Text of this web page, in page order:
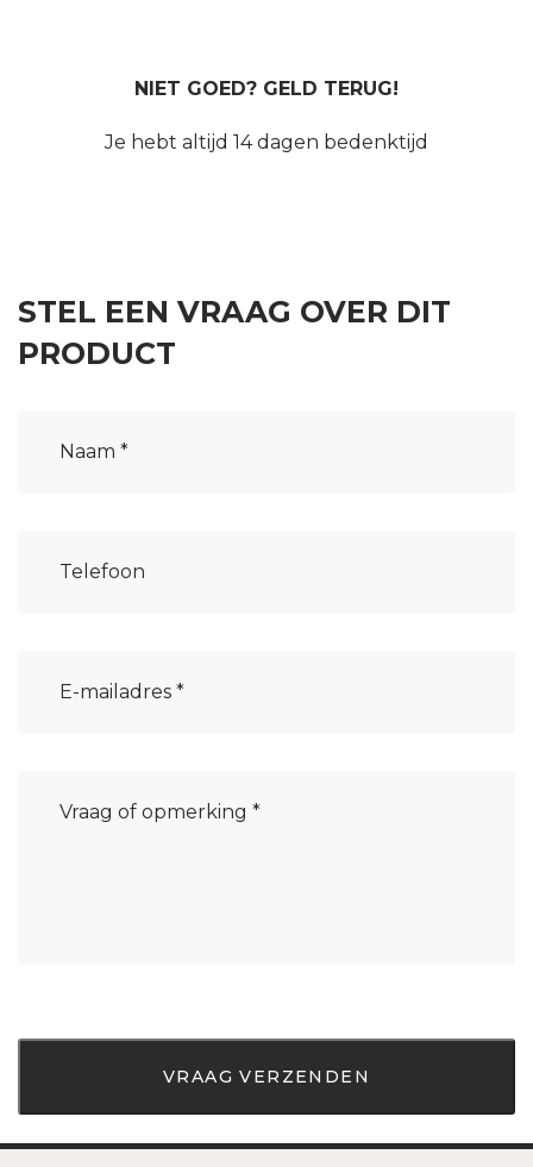
NIET GOED? GELD TERUG!
Je hebt altijd 14 dagen bedenktijd
STEL EEN VRAAG OVER DIT
PRODUCT
mailadres (Vereist)